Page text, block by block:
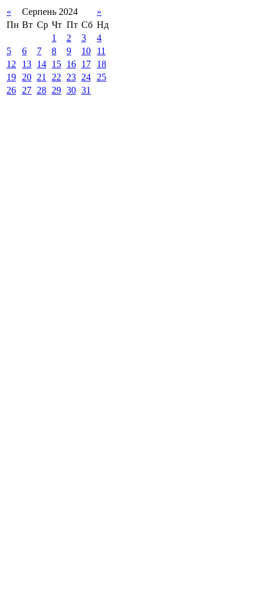
« Серпень 2024
»
Пн Вт Ср Чт Пт Сб Нд
1
2 3
4
5
6 7 8 9 10
11
12
13 14 15 16 17
18
19
20 21 22 23 24
25
26
27 28 29 30 31